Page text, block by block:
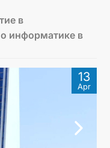
в
информатике в
13
Apr